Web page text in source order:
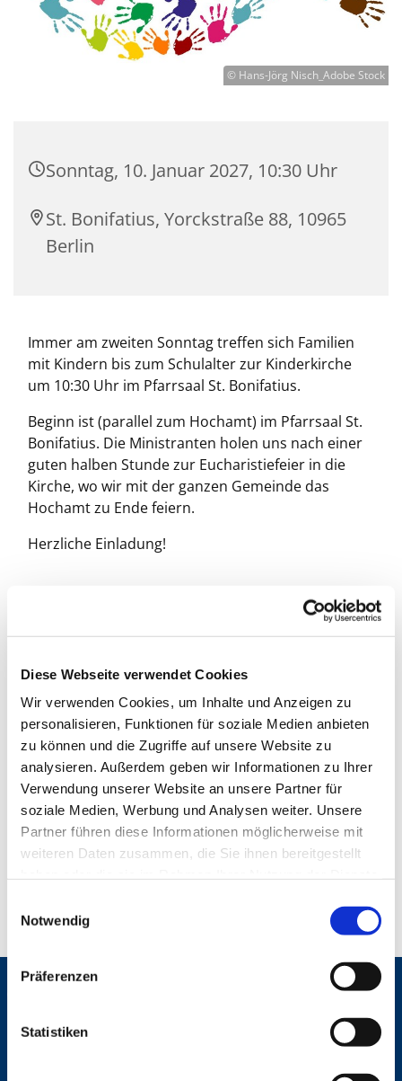
Diese Webseite verwendet Cookies
Wir verwenden Cookies, um Inhalte und Anzeigen zu
personalisieren, Funktionen für soziale Medien anbieten
zu können und die Zugriffe auf unsere Website zu
analysieren. Außerdem geben wir Informationen zu Ihrer
Verwendung unserer Website an unsere Partner für
soziale Medien, Werbung und Analysen weiter. Unsere
Partner führen diese Informationen möglicherweise mit
weiteren Daten zusammen, die Sie ihnen bereitgestellt
Notwendig
Präferenzen
Statistiken
© Hans-Jörg Nisch_Adobe Stock
Sonntag, 10. Januar 2027, 10:30 Uhr
St. Bonifatius, Yorckstraße 88, 10965
Berlin
Immer am zweiten Sonntag treffen sich Familien
mit Kindern bis zum Schulalter zur Kinderkirche
um 10:30 Uhr im Pfarrsaal St. Bonifatius.
Beginn ist (parallel zum Hochamt) im Pfarrsaal St.
Bonifatius. Die Ministranten holen uns nach einer
guten halben Stunde zur Eucharistiefeier in die
Kirche, wo wir mit der ganzen Gemeinde das
Hochamt zu Ende feiern.
Herzliche Einladung!
St. Bonifatius